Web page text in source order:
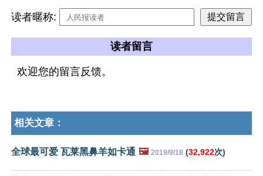
读者暱称:
读者留言
欢迎您的留言反馈。
相关文章：
全球最可爱 瓦莱黑鼻羊如卡通 🖼️ 2019/9/18 (32,922次)